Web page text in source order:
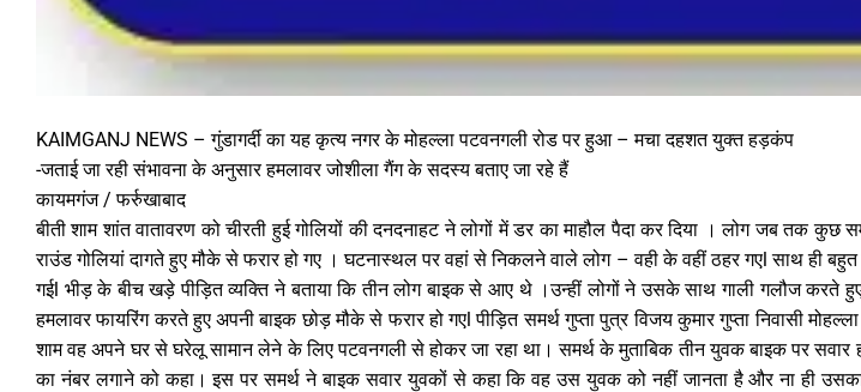
KAIMGANJ NEWS – गुंडागर्दी का यह कृत्य नगर के मोहल्ला पटवनगली रोड पर हुआ – मचा दहशत युक्त हड़कंप
-जताई जा रही संभावना के अनुसार हमलावर जोशीला गैंग के सदस्य बताए जा रहे हैं
कायमगंज / फर्रुखाबाद
बीती शाम शांत वातावरण को चीरती हुई गोलियों की दनदनाहट ने लोगों में डर का माहौल पैदा कर दिया । लोग जब तक
राउंड गोलियां दागते हुए मौके से फरार हो गए । घटनास्थल पर वहां से निकलने वाले लोग – वही के वहीं ठहर गएl साथ ही
गईl भीड़ के बीच खड़े पीड़ित व्यक्ति ने बताया कि तीन लोग बाइक से आए थे ।उन्हीं लोगों ने उसके साथ गाली गलौज करते
हमलावर फायरिंग करते हुए अपनी बाइक छोड़ मौके से फरार हो गएl पीड़ित समर्थ गुप्ता पुत्र विजय कुमार गुप्ता निवासी
शाम वह अपने घर से घरेलू सामान लेने के लिए पटवनगली से होकर जा रहा था। समर्थ के मुताबिक तीन युवक बाइक पर
का नंबर लगाने को कहा। इस पर समर्थ ने बाइक सवार युवकों से कहा कि वह उस युवक को नहीं जानता है और ना ही